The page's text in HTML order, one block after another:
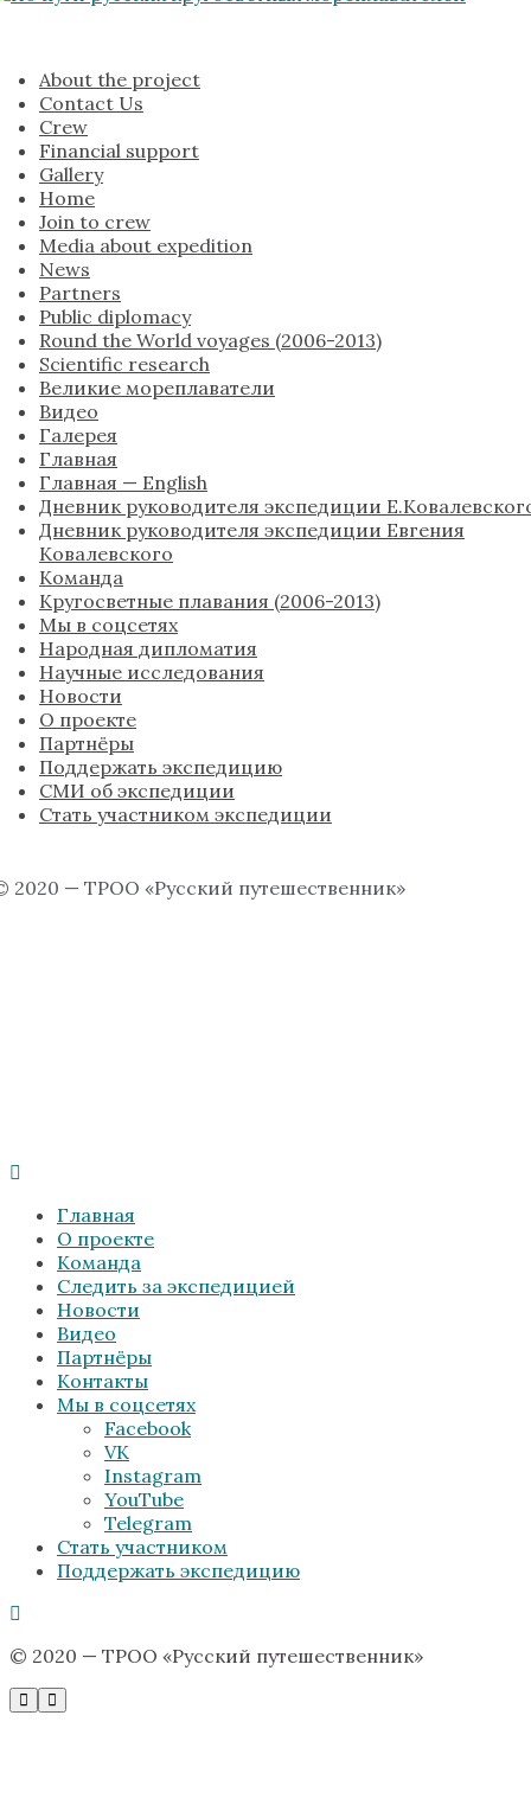
About the project
Contact Us
Crew
Financial support
Gallery
Home
Join to crew
Media about expedition
News
Partners
Public diplomacy
Round the World voyages (2006-2013)
Scientific research
Великие мореплаватели
Видео
Галерея
Главная
Главная — English
Дневник руководителя экспедиции
Дневник руководителя экспедиции Евгения
Ковалевского
Команда
Кругосветные плавания (2006-2013)
Мы в соцсетях
Народная дипломатия
Научные исследования
Новости
О проекте
Партнёры
Поддержать экспедицию
СМИ об экспедиции
Стать участником экспедиции
2020 — ТРОО «Русский путешественник»
Главная
О проекте
Команда
Следить за экспедицией
Новости
Видео
Партнёры
Контакты
Мы в соцсетях
Facebook
VK
Instagram
YouTube
Telegram
Стать участником
Поддержать экспедицию
© 2020 — ТРОО «Русский путешественник»